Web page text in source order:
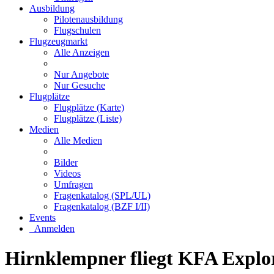
Ausbildung
Pilotenausbildung
Flugschulen
Flugzeugmarkt
Alle Anzeigen
Nur Angebote
Nur Gesuche
Flugplätze
Flugplätze (Karte)
Flugplätze (Liste)
Medien
Alle Medien
Bilder
Videos
Umfragen
Fragenkatalog (SPL/UL)
Fragenkatalog (BZF I/II)
Events
Anmelden
Hirnklempner fliegt KFA